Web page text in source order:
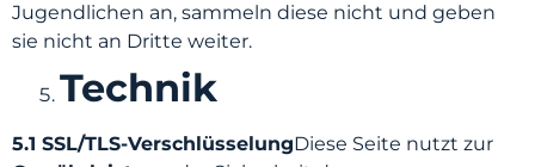
Jugendlichen an, sammeln diese nicht und geben
sie nicht an Dritte weiter.
Technik
5.1 SSL/TLS-VerschlüsselungDiese Seite nutzt zur